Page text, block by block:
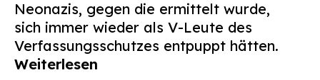
Neonazis, gegen die ermittelt wurde,
sich immer wieder als V-Leute des
Verfassungsschutzes entpuppt hätten.
Weiterlesen